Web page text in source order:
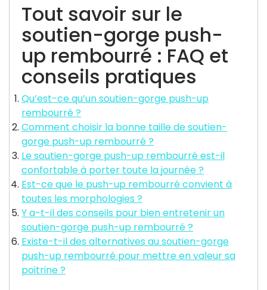
Tout savoir sur le
soutien-gorge push-
up rembourré : FAQ et
conseils pratiques
Qu’est-ce qu’un soutien-gorge push-up
rembourré ?
Comment choisir la bonne taille de soutien-
gorge push-up rembourré ?
Le soutien-gorge push-up rembourré est-il
confortable à porter toute la journée ?
Est-ce que le push-up rembourré convient à
toutes les morphologies ?
Y a-t-il des conseils pour bien entretenir un
soutien-gorge push-up rembourré ?
Existe-t-il des alternatives au soutien-gorge
push-up rembourré pour mettre en valeur sa
poitrine ?